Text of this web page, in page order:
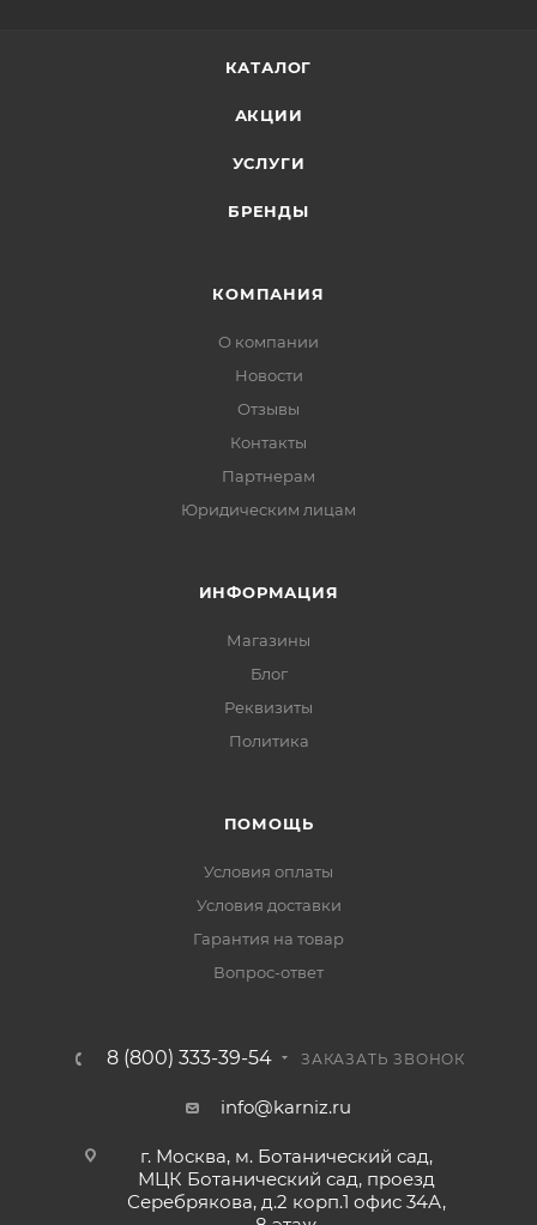
КАТАЛОГ
АКЦИИ
УСЛУГИ
БРЕНДЫ
КОМПАНИЯ
О компании
Новости
Отзывы
Контакты
Партнерам
Юридическим лицам
ИНФОРМАЦИЯ
Магазины
Блог
Реквизиты
Политика
ПОМОЩЬ
Условия оплаты
Условия доставки
Гарантия на товар
Вопрос-ответ
8 (800) 333-39-54 ЗАКАЗАТЬ ЗВОНОК
info@karniz.ru
г. Москва, м. Ботанический сад,
МЦК Ботанический сад, проезд
Серебрякова, д.2 корп.1 офис 34А,